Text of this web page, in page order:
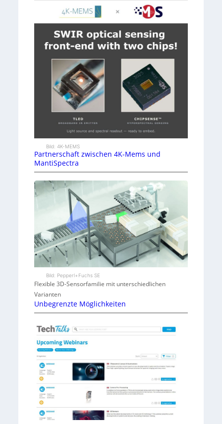
Bild: 4K-MEMS
Partnerschaft zwischen 4K-Mems und
MantiSpectra
Bild: Pepperl+Fuchs SE
Flexible 3D-Sensorfamilie mit unterschiedlichen
Varianten
Unbegrenzte Möglichkeiten